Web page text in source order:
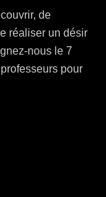
de
réaliser un désir
nous le 7
pour